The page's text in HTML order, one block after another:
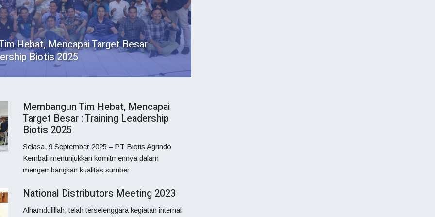
Hebat, Mencapai Target Besar :
Biotis 2025
Membangun Tim Hebat, Mencapai
Target Besar : Training Leadership
Biotis 2025
Selasa, 9 September 2025 – PT Biotis Agrindo
Kembali menunjukkan komitmennya dalam
mengembangkan kualitas sumber
National Distributors Meeting 2023
Alhamdulillah, telah terselenggara kegiatan internal